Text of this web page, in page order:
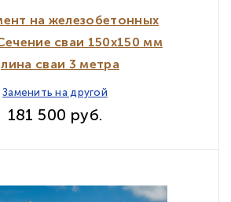
на железобетонных
сваи 150х150 мм
сваи 3 метра
Заменить на другой
181 500 руб.